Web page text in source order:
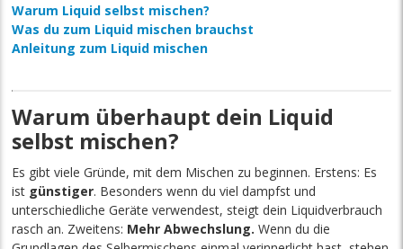
Warum Liquid selbst mischen?
Was du zum Liquid mischen brauchst
Anleitung zum Liquid mischen
Warum überhaupt dein Liquid
selbst mischen?
Es gibt viele Gründe, mit dem Mischen zu beginnen. Erstens: Es
ist günstiger. Besonders wenn du viel dampfst und
unterschiedliche Geräte verwendest, steigt dein Liquidverbrauch
rasch an. Zweitens: Mehr Abwechslung. Wenn du die